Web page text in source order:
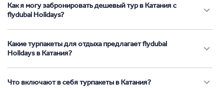
Как я могу забронировать дешевый тур в Катания с
flydubai Holidays?
Какие турпакеты для отдыха предлагает flydubai
Holidays в Катания?
Что включают в себя турпакеты в Катания?